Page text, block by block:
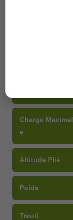
Charge Maximal
E
Altitude Plié
Poids
Treuil